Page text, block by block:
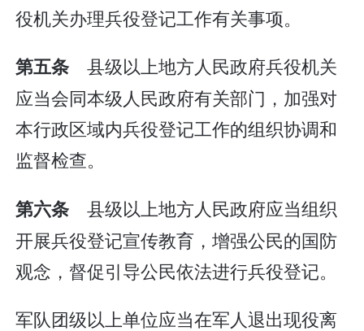
役机关办理兵役登记工作有关事项。
第五条县级以上地方人民政府兵役机关
应当会同本级人民政府有关部门，加强对
本行政区域内兵役登记工作的组织协调和
监督检查。
第六条县级以上地方人民政府应当组织
开展兵役登记宣传教育，增强公民的国防
观念，督促引导公民依法进行兵役登记。
军队团级以上单位应当在军人退出现役离